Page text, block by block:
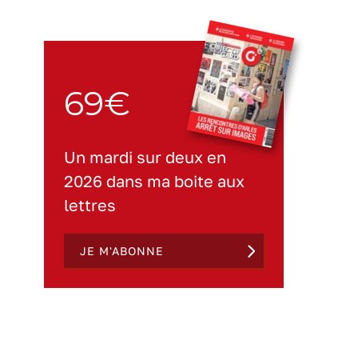
69€
Un mardi sur deux en
2026 dans ma boite aux
lettres
JE M'ABONNE